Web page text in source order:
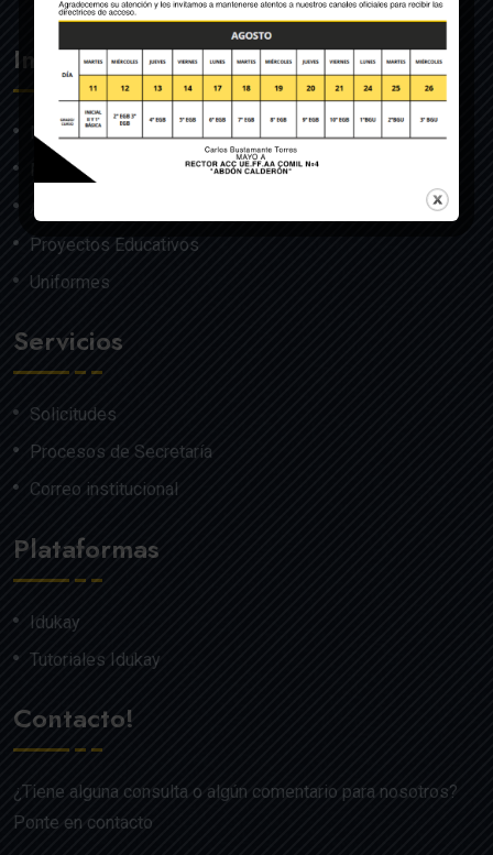
Institución
Nosotros
Misión y Visión
Proyectos Educativos
Uniformes
Servicios
Solicitudes
Procesos de Secretaría
Correo institucional
Plataformas
Idukay
Tutoriales Idukay
Contacto!
¿Tiene alguna consulta o algún comentario para nosotros?
Ponte en contacto